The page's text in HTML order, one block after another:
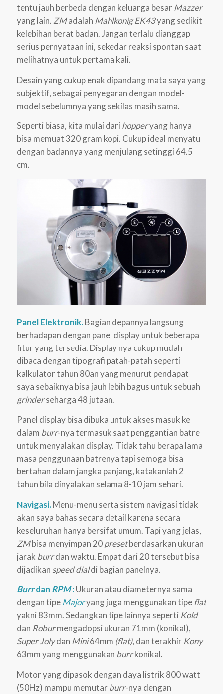
tentu jauh berbeda dengan keluarga besar Mazzer
yang lain. ZMadalah Mahlkonig EK43yang sedikit
kelebihan berat badan. Jangan terlalu dianggap
serius pernyataan ini, sekedar reaksi spontan saat
melihatnya untuk pertama kali.
Desain yang cukup enak dipandang mata saya yang
subjektif, sebagai penyegaran dengan model-
model sebelumnya yang sekilas masih sama.
Seperti biasa, kita mulai dari hopperyang hanya
bisa memuat 320 gram kopi. Cukup ideal menyatu
dengan badannya yang menjulang setinggi 64.5
cm.
Panel Elektronik.Bagian depannya langsung
berhadapan dengan panel display untuk beberapa
fitur yang tersedia. Display nya cukup mudah
dibaca dengan tipografi patah-patah seperti
kalkulator tahun 80an yang menurut pendapat
saya sebaiknya bisa jauh lebih bagus untuk sebuah
grinderseharga 48 jutaan.
Panel display bisa dibuka untuk akses masuk ke
dalam burr-nya termasuk saat penggantian batre
untuk menyalakan display. Tidak tahu berapa lama
masa penggunaan batrenya tapi semoga bisa
bertahan dalam jangka panjang, katakanlah 2
tahun bila dinyalakan selama 8-10 jam sehari.
Navigasi.Menu-menu serta sistem navigasi tidak
akan saya bahas secara detail karena secara
keseluruhan hanya bersifat umum. Tapi yang jelas,
ZMbisa menyimpan 20presetberdasarkan ukuran
jarak burrdan waktu. Empat dari 20 tersebut bisa
dijadikan speed dialdi bagian panelnya.
Burrdan RPM:Ukuran atau diameternya sama
dengan tipeMajoryang juga menggunakan tipe flat
yakni 83mm. Sedangkan tipe lainnya seperti Kold
dan Roburmengadopsi ukuran 71mm (konikal),
Super Jolydan Mini64mm (flat), dan terakhir Kony
63mm yang menggunakan burrkonikal.
Motor yang dipasok dengan daya listrik 800 watt
(50Hz) mampu memutarburr-nya dengan